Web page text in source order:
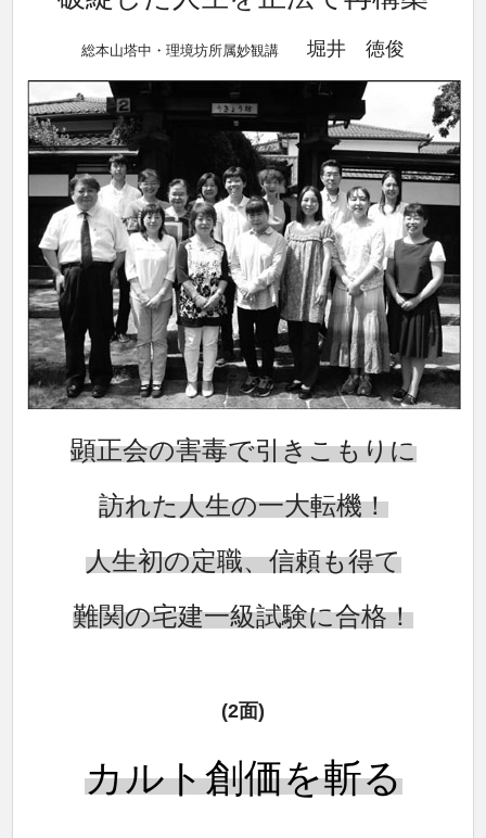
総本山塔中・理境坊所属妙観講 堀井 徳俊
顕正会の害毒で引きこもりに
訪れた人生の一大転機！
人生初の定職、信頼も得て
難関の宅建一級試験に合格！
(2面)
カルト創価を斬る